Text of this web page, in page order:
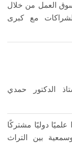
العمل من خلال
مع كبرى
الدكتور حمدي
علميًا دوليًا مشتركًا
بين التراث